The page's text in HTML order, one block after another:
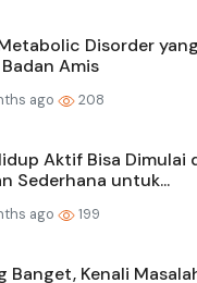
Disorder
Amis
ago 208
Aktif Bisa Dimulai
Sederhana untuk...
ago 199
Banget, Kenali